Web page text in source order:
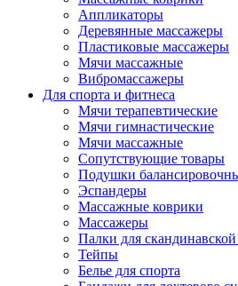
Аппликаторы
Деревянные массажеры
Пластиковые массажеры
Мячи массажные
Вибромассажеры
Для спорта и фитнеса
Мячи терапевтические
Мячи гимнастические
Мячи массажные
Сопутствующие товары
Подушки
Эспандеры
Массажные коврики
Массажеры
Палки для
Тейпы
Белье для спорта